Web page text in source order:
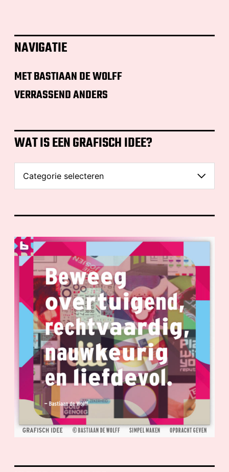
NAVIGATIE
MET BASTIAAN DE WOLFF
VERRASSEND ANDERS
WAT IS EEN GRAFISCH IDEE?
W
T
S
E
N
G